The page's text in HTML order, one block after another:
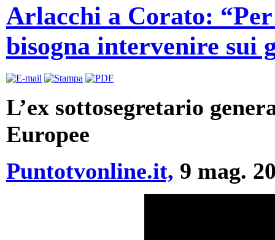
Arlacchi a Corato:
bisogna intervenire sui
L’ex sottosegretario
Europee
Puntotvonline.it, 9 mag.